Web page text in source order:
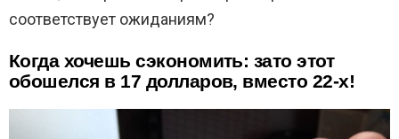
соответствует ожиданиям?
Когда хочешь сэкономить: зато этот
обошелся в 17 долларов, вместо 22-х!